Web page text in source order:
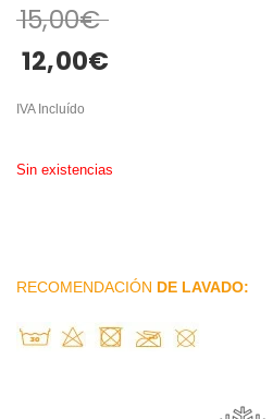
15,00€
12,00€
IVA Incluído
Sin existencias
RECOMENDACIÓN DE LAVADO: